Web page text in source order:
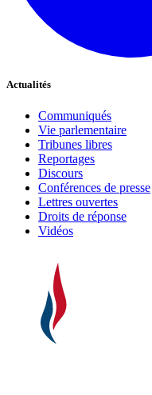
Actualités
Communiqués
Vie parlementaire
Tribunes libres
Reportages
Discours
Conférences de presse
Lettres ouvertes
Droits de réponse
Vidéos